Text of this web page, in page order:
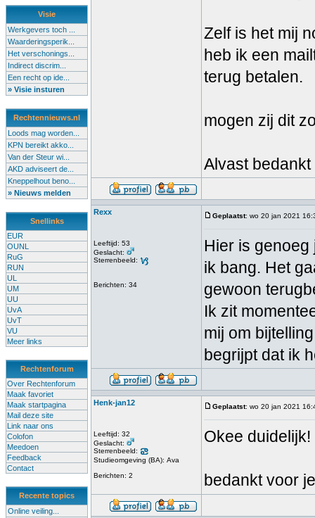
Visie
Werkgevers toch ...
Waarderingsperik...
Het verschonings...
Indirect discrim...
Een recht op ide...
» Visie insturen
Rechtennieuws.nl
Loods mag worden...
KPN bereikt akko...
Van der Steur wi...
AKD adviseert de...
Kneppelhout beno...
» Nieuws melden
Snellinks
EUR
OUNL
RuG
RUN
UL
UM
UU
UvA
UvT
VU
Meer links
Rechtenforum
Over Rechtenforum
Maak favoriet
Maak startpagina
Mail deze site
Link naar ons
Colofon
Meedoen
Feedback
Contact
Recente topics
Online veiling...
Zelf is het mij
heb ik een
terug betalen.
mogen zij dit
Alvast bedankt
Rexx
Leeftijd: 53
Geslacht:
Sterrenbeeld:
Berichten: 34
Geplaatst: wo 20 jan 2021
Hier is
ik bang. Het
gewoon
Ik zit
mij om
begrijpt dat ik
Henk-jan12
Leeftijd: 32
Geslacht:
Sterrenbeeld:
Studieomgeving (BA): Ava
Berichten: 2
Geplaatst: wo 20 jan 2021
Okee duidelijk!
bedankt voor